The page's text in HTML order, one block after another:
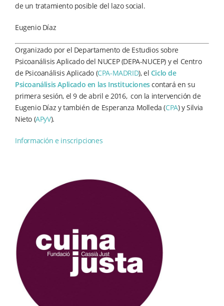
de un tratamiento posible del lazo social.
Eugenio Díaz
Organizado por el Departamento de Estudios sobre
Psicoanálisis Aplicado del NUCEP (DEPA-NUCEP) y el Centro
de Psicoanálisis Aplicado (CPA-MADRID), el Ciclo de
Psicoanálisis Aplicado en las Institucionescontará en su
primera sesión, el 9 de abril e 2016, con la intervención de
Eugenio Díaz y también de Esperanza Molleda (CPA) y Silvia
Nieto (APyV).
Información e inscripciones